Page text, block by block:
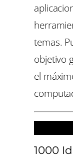
temas.
objetivo
el
1000